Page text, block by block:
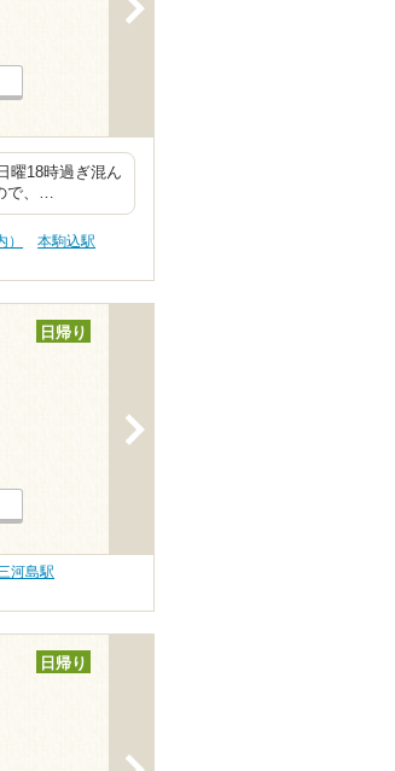
曜18時過ぎ混ん
で、…
本駒込駅
日帰り
河島駅
日帰り